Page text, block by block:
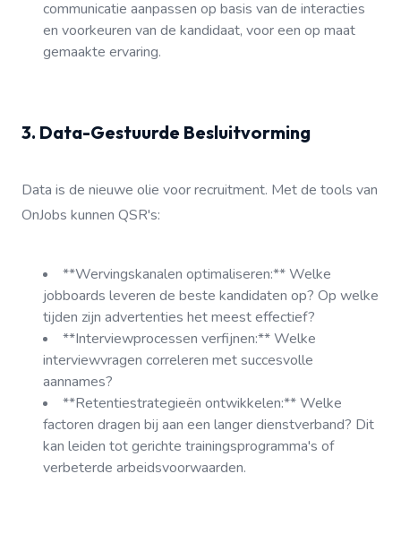
communicatie aanpassen op basis van de interacties
en voorkeuren van de kandidaat, voor een op maat
gemaakte ervaring.
3. Data-Gestuurde Besluitvorming
Data is de nieuwe olie voor recruitment. Met de tools van
OnJobs kunnen QSR's:
**Wervingskanalen optimaliseren:** Welke
jobboards leveren de beste kandidaten op? Op welke
tijden zijn advertenties het meest effectief?
**Interviewprocessen verfijnen:** Welke
interviewvragen correleren met succesvolle
aannames?
**Retentiestrategieën ontwikkelen:** Welke
factoren dragen bij aan een langer dienstverband? Dit
kan leiden tot gerichte trainingsprogramma's of
verbeterde arbeidsvoorwaarden.